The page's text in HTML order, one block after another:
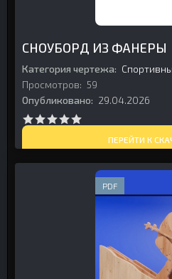
СНОУБОРД ИЗ ФАНЕРЫ
Категория чертежа:
Просмотров: 59
Опубликовано: 29.04.2026
ПЕРЕЙТИ К
PDF